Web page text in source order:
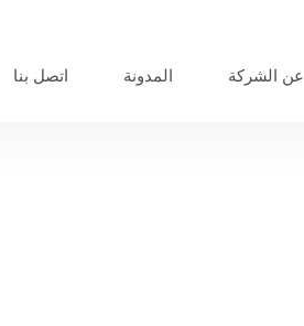
عن الشركة المدونة اتصل بنا